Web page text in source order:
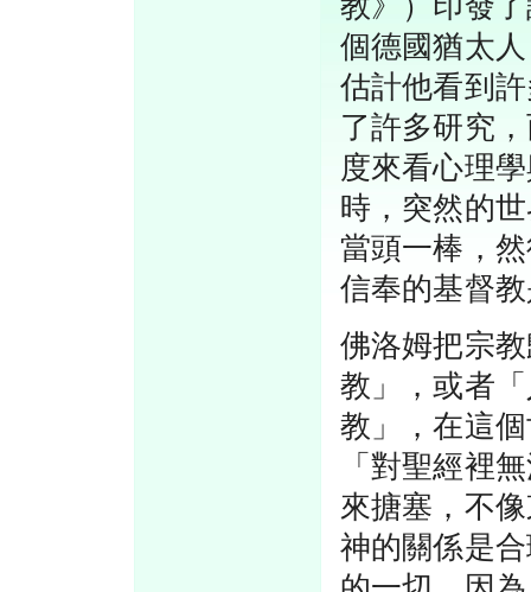
個德國猶太
估計他看到
了許多研究
度來看心理
時，突然的
當頭一棒，
信奉的基督
佛洛姆把宗
教」，或者
教」，在這
「對聖經裡
來搪塞，不
神的關係是